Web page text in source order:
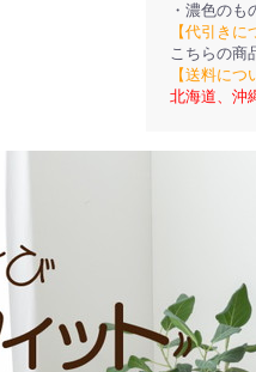
・濃色のも
【代引きに
こちらの商
【送料につ
北海道、沖